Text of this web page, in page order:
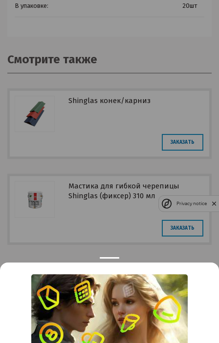
В упаковке: 20шт
Смотрите также
Shinglas конек/карниз
ЗАКАЗАТЬ
Мастика для гибкой черепицы
Shinglas (фиксер) 310 мл
ЗАКАЗАТЬ
Контакты
Краснодар Тимашевск Темрюк
+7 (861) 298-41-90 +7 (861) 298-41-90
Российская, дом 269/10А
Privacy notice